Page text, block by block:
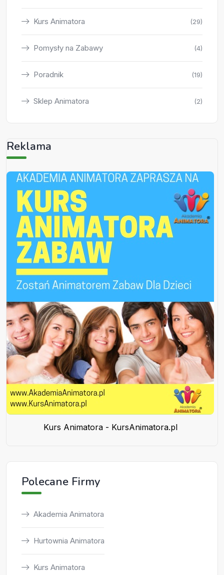
Kurs Animatora (29)
Pomysły na Zabawy (4)
Poradnik (19)
Sklep Animatora (2)
Reklama
Kurs Animatora - KursAnimatora.pl
Polecane Firmy
Akademia Animatora
Hurtownia Animatora
Kurs Animatora